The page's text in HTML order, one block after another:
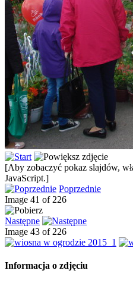
[Aby zobaczyć pokaz slajdów,
JavaScript.]
Poprzednie
Image 41 of 226
Następne
Image 43 of 226
Informacja o zdjęciu